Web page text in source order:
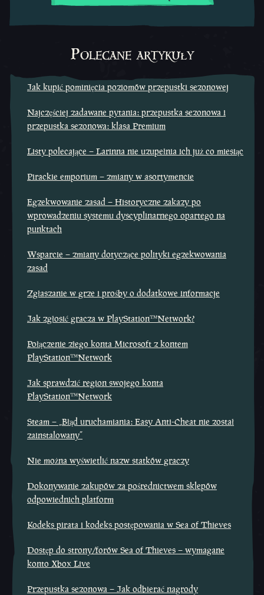
Polecane artykuły
Jak kupić pominięcia poziomów przepustki sezonowej
Najczęściej zadawane pytania: przepustka sezonowa i
przepustka sezonowa: klasa Premium
Listy polecające – Larinna nie uzupełnia ich już co miesiąc
Pirackie emporium – zmiany w asortymencie
Egzekwowanie zasad – Historyczne zakazy po
wprowadzeniu systemu dyscyplinarnego opartego na
punktach
Wsparcie – zmiany dotyczące polityki egzekwowania
zasad
Zgłaszanie w grze i prośby o dodatkowe informacje
Jak zgłosić gracza w PlayStation™Network?
Połączenie złego konta Microsoft z kontem
PlayStation™Network
Jak sprawdzić region swojego konta
PlayStation™Network
Steam – „Błąd uruchamiania: Easy Anti-Cheat nie został
zainstalowany”
Nie można wyświetlić nazw statków graczy
Dokonywanie zakupów za pośrednictwem sklepów
odpowiednich platform
Kodeks pirata i kodeks postępowania w Sea of Thieves
Dostęp do strony/forów Sea of Thieves – wymagane
konto Xbox Live
Przepustka sezonowa – Jak odbierać nagrody